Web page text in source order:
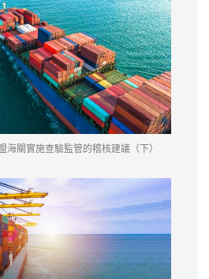
海關實施查驗監管的稽核建議（下）